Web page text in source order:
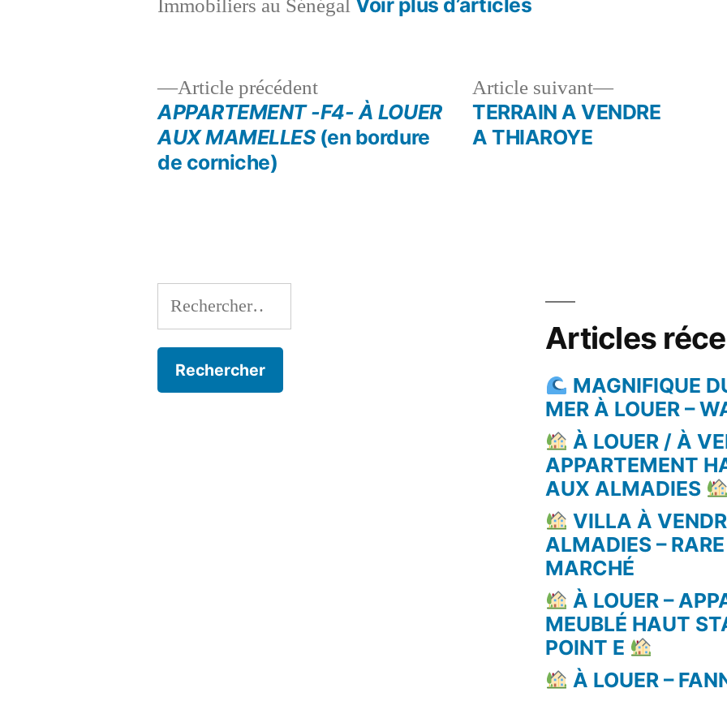
Immobiliers au Sénégal Voir plus d’articles
Navigation
Article précédentArticle
précédent :
APPARTEMENT -F4- À LOUER
AUX MAMELLES(en bordure
de corniche)
Article suivant
Article
suivant :
TERRAIN A VENDRE
A THIAROYE
Rechercher :
Articles
MAGNIFIQUE
MER À LOUER –
À LOUER / À
APPARTEMENT
AUX ALMADIES
VILLA À
ALMADIES –
MARCHÉ
À LOUER –
MEUBLÉ HAUT
POINT E
À LOUER –